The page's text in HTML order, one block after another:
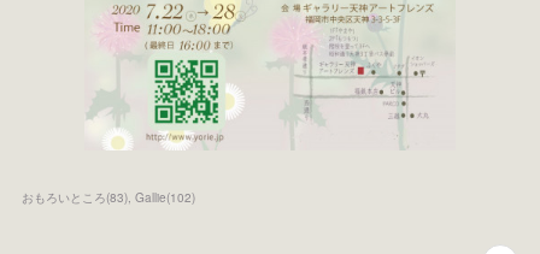
おもろいところ(83) Gallie(102)